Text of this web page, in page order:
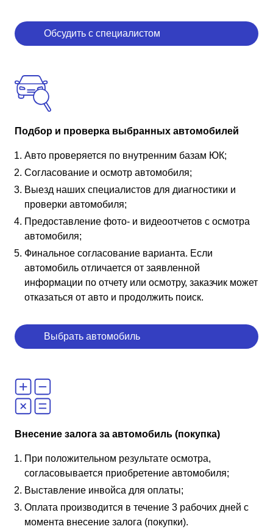
Обсудить с специалистом
Подбор и проверка выбранных автомобилей
Авто проверяется по внутренним базам ЮК;
Согласование и осмотр автомобиля;
Выезд наших специалистов для диагностики и
проверки автомобиля;
Предоставление фото- и видеоотчетов с осмотра
автомобиля;
Финальное согласование варианта. Если
автомобиль отличается от заявленной
информации по отчету или осмотру, заказчик может
отказаться от авто и продолжить поиск.
Выбрать автомобиль
Внесение залога за автомобиль (покупка)
При положительном результате осмотра,
согласовывается приобретение автомобиля;
Выставление инвойса для оплаты;
Оплата производится в течение 3 рабочих дней с
момента внесение залога (покупки).